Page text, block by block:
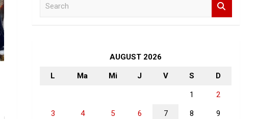
AUGUST 2026
L Ma Mi J V S D
1 2
3 4 5 6 7 8 9